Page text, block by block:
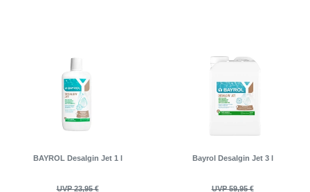
BAYROL Desalgin Jet 1 l
UVP 23,95 €
Bayrol Desalgin Jet 3 l
UVP 59,95 €